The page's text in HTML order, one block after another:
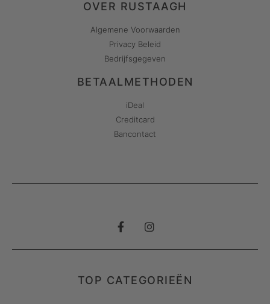
OVER RUSTAAGH
Algemene Voorwaarden
Privacy Beleid
Bedrijfsgegeven
BETAALMETHODEN
iDeal
Creditcard
Bancontact
TOP CATEGORIEËN